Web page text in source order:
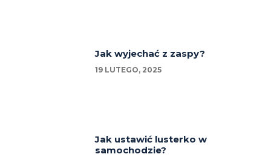
Jak wyjechać z zaspy?
19 LUTEGO, 2025
Jak ustawić lusterko w
samochodzie?